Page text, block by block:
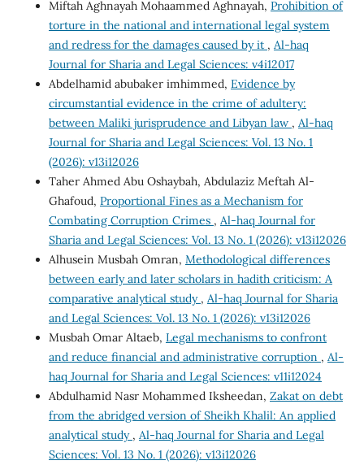
Miftah Aghnayah Mohaammed Aghnayah, Prohibition of
torture in the national and international legal system
and redress for the damages caused by it , Al-haq
Journal for Sharia and Legal Sciences: v4i12017
Abdelhamid abubaker imhimmed, Evidence by
circumstantial evidence in the crime of adultery:
between Maliki jurisprudence and Libyan law , Al-haq
Journal for Sharia and Legal Sciences: Vol. 13 No. 1
(2026): v13i12026
Taher Ahmed Abu Oshaybah, Abdulaziz Meftah Al-
Ghafoud, Proportional Fines as a Mechanism for
Combating Corruption Crimes , Al-haq Journal for
Sharia and Legal Sciences: Vol. 13 No. 1 (2026): v13i12026
Alhusein Musbah Omran, Methodological differences
between early and later scholars in hadith criticism: A
comparative analytical study , Al-haq Journal for Sharia
and Legal Sciences: Vol. 13 No. 1 (2026): v13i12026
Musbah Omar Altaeb, Legal mechanisms to confront
and reduce financial and administrative corruption , Al-
haq Journal for Sharia and Legal Sciences: v11i12024
Abdulhamid Nasr Mohammed Iksheedan, Zakat on debt
from the abridged version of Sheikh Khalil: An applied
analytical study , Al-haq Journal for Sharia and Legal
Sciences: Vol. 13 No. 1 (2026): v13i12026